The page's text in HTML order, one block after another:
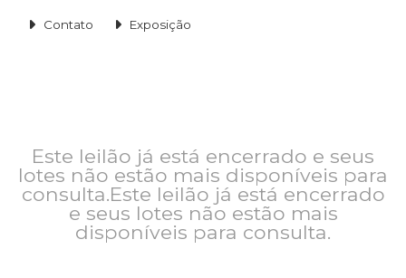
Contato Exposição
Este leilão já está encerrado e seus
lotes não estão mais disponíveis para
consulta.Este leilão já está encerrado
e seus lotes não estão mais
disponíveis para consulta.